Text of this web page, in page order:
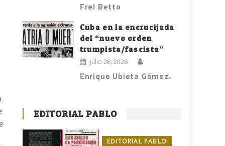
Frei Betto
Cuba en la encrucijada
del “nuevo orden
trumpista/fascista”
julio 28, 2026
Enrique Ubieta Gómez.
EDITORIAL PABLO
EDITORIAL PABLO